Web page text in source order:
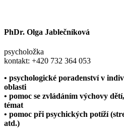
PhDr. Olga Jablečníková
psycholožka
kontakt: +420 732 364 053
• psychologické poradenství v
oblasti
• pomoc se zvládáním výchovy
témat
• pomoc při psychických potíží
atd.)